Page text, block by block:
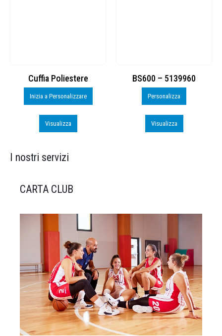
Cuffia Poliestere
Inizia a Personalizzare
Visualizza
BS600 – 5139960
Personalizza
Visualizza
I nostri servizi
CARTA CLUB